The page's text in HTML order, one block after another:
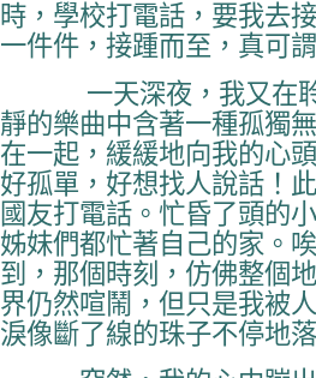
時，學校打電話，要我去接
一件件，接踵而至，真可
一天深夜，我又在
靜的樂曲中含著一種孤獨
在一起，緩緩地向我的心
好孤單，好想找人說話！
國友打電話。忙昏了頭的
姊妹們都忙著自己的家。
到，那個時刻，仿佛整個
界仍然喧鬧，但只是我被
淚像斷了線的珠子不停地